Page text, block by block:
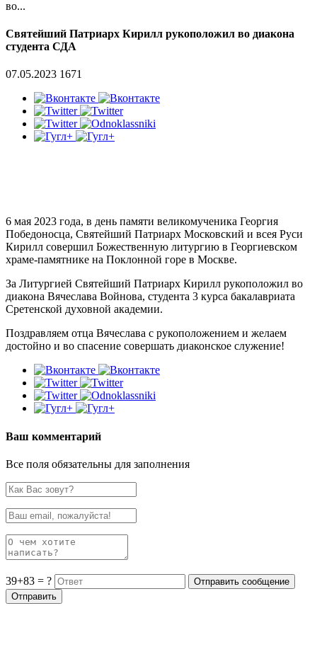
во...
Святейший Патриарх Кирилл рукоположил во диакона
студента СДА
07.05.2023 1671
6 мая 2023 года, в день памяти великомученика Георгия
Победоносца, Святейший Патриарх Московский и всея Руси
Кирилл совершил Божественную литургию в Георгиевском
храме-памятнике на Поклонной горе в Москве.
За Литургией Святейший Патриарх Кирилл рукоположил во
диакона Вячеслава Войнова, студента 3 курса бакалавриата
Сретенской духовной академии.
Поздравляем отца Вячеслава с рукоположением и желаем
достойно и во спасение совершать диаконское служение!
Ваш комментарий
Все поля обязательны для заполнения
39+83 = ?